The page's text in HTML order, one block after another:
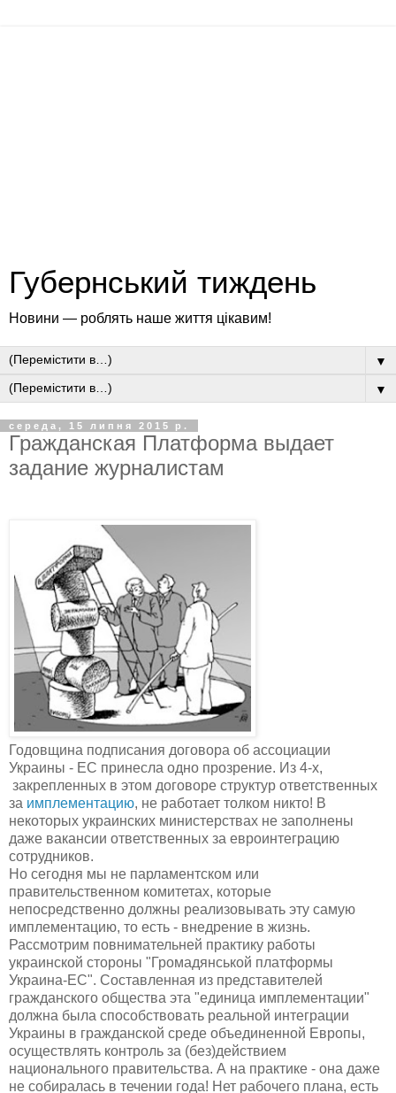
Губернський тиждень
Новини — роблять наше життя цікавим!
▼
▼
середа, 15 липня 2015 р.
Гражданская Платформа выдает
задание журналистам
Годовщина подписания договора об ассоциации
Украины - ЕС принесла одно прозрение. Из 4-х,
закрепленных в этом договоре структур ответственных
за имплементацию, не работает толком никто! В
некоторых украинских министерствах не заполнены
даже вакансии ответственных за евроинтеграцию
сотрудников.
Но сегодня мы не парламентском или
правительственном комитетах, которые
непосредственно должны реализовывать эту самую
имплементацию, то есть - внедрение в жизнь.
Рассмотрим повнимательней практику работы
украинской стороны "Громадянськой платформы
Украина-ЕС". Составленная из представителей
гражданского общества эта "единица имплементации"
должна была способствовать реальной интеграции
Украины в гражданской среде объединенной Европы,
осуществлять контроль за (без)действием
национального правительства. А на практике - она даже
не собиралась в течении года! Нет рабочего плана, есть